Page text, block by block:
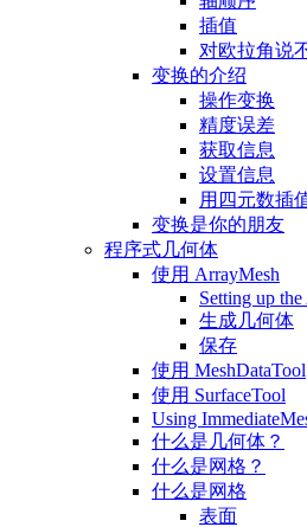
插值
对欧拉角说
变换的介绍
操作变换
精度误差
获取信息
设置信息
用四元数插
变换是你的朋友
程序式几何体
使用 ArrayMesh
Setting up
生成几何体
保存
使用 MeshDataTool
使用 SurfaceTool
Using
什么是几何体？
什么是网格？
什么是网格
表面